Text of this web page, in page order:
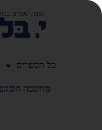
כל הספרים
מחשבה